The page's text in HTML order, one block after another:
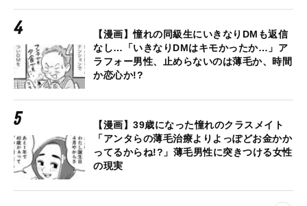
【漫画】憧れの同級生にいきなりDMも返信
なし…「いきなりDMはキモかったか…」ア
ラフォー男性、止めらないのは薄毛か、時間
か恋心か!?
【漫画】39歳になった憧れのクラスメイト
「アンタらの薄毛治療よりよっぽどお金かか
ってるからね!?」薄毛男性に突きつける女性
の現実